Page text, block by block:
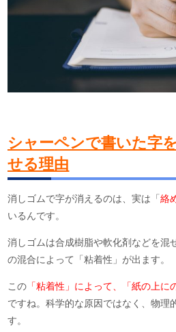
シャーペンで書いた字
せる理由
消しゴムで字が消えるのは、実は「絡
いるんです。
消しゴムは合成樹脂や軟化剤などを混
の混合によって「粘着性」が出ます。
この 「粘着性」によって、「紙の上
ですね。科学的な原因ではなく、物理
す。